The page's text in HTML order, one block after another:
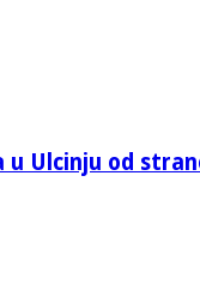
u Ulcinju od